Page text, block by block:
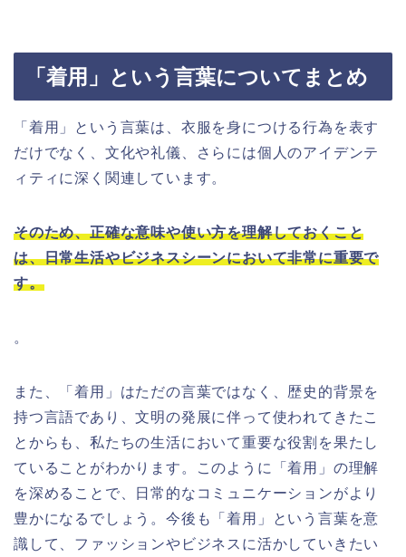
「着用」という言葉についてまとめ
「着用」という言葉は、衣服を身につける行為を表す
だけでなく、文化や礼儀、さらには個人のアイデンテ
ィティに深く関連しています。
そのため、正確な意味や使い方を理解しておくこと
は、日常生活やビジネスシーンにおいて非常に重要で
す。
。
また、「着用」はただの言葉ではなく、歴史的背景を
持つ言語であり、文明の発展に伴って使われてきたこ
とからも、私たちの生活において重要な役割を果たし
ていることがわかります。このように「着用」の理解
を深めることで、日常的なコミュニケーションがより
豊かになるでしょう。今後も「着用」という言葉を意
識して、ファッションやビジネスに活かしていきたい